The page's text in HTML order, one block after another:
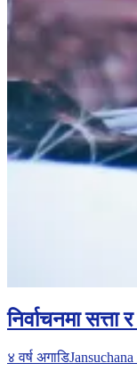
निर्वाचनमा
४ वर्ष अगाडि